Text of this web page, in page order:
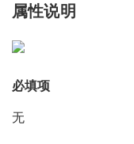
属性说明
必填项
无